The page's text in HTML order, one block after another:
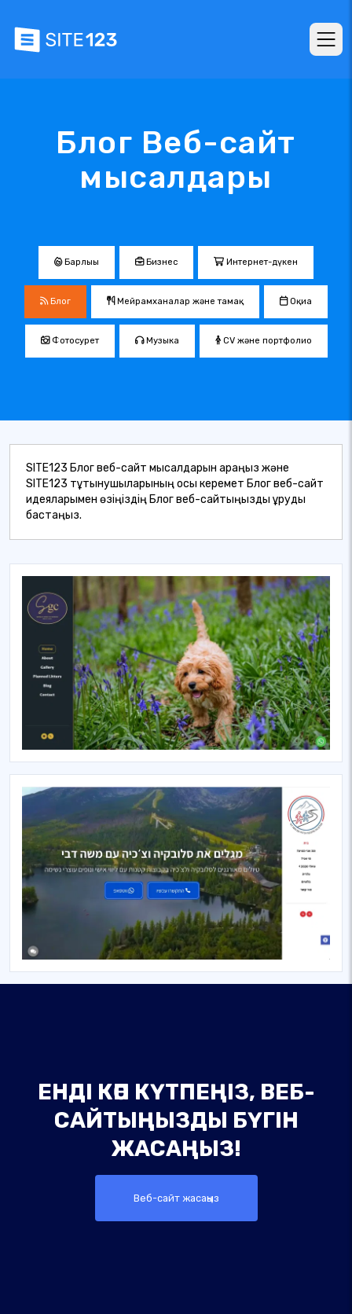
Блог Веб-сайт
мысалдары
Барлығы Бизнес Интернет-дүкен
Блог Мейрамханалар және тамақ Оқиға
Фотосурет Музыка CV және портфолио
SITE123 Блог веб-сайт мысалдарын қараңыз және
SITE123 тұтынушыларының осы керемет Блог веб-сайт
идеяларымен өзіңіздің Блог веб-сайтыңызды құруды
бастаңыз.
ЕНДІ КӨП КҮТПЕҢІЗ, ВЕБ-
САЙТЫҢЫЗДЫ БҮГІН
ЖАСАҢЫЗ!
Веб-сайт жасаңыз